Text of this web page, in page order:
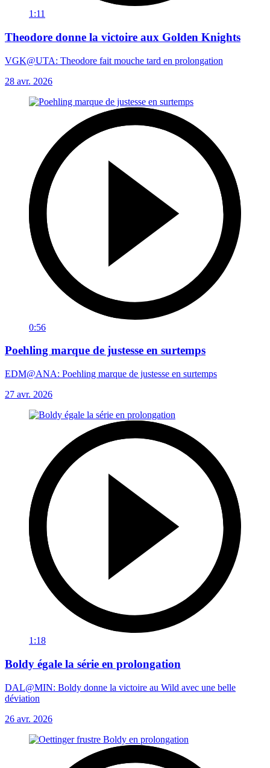
1:11
Theodore donne la victoire aux Golden Knights
VGK@UTA: Theodore fait mouche tard en prolongation
28 avr. 2026
0:56
Poehling marque de justesse en surtemps
EDM@ANA: Poehling marque de justesse en surtemps
27 avr. 2026
1:18
Boldy égale la série en prolongation
DAL@MIN: Boldy donne la victoire au Wild avec une belle
déviation
26 avr. 2026